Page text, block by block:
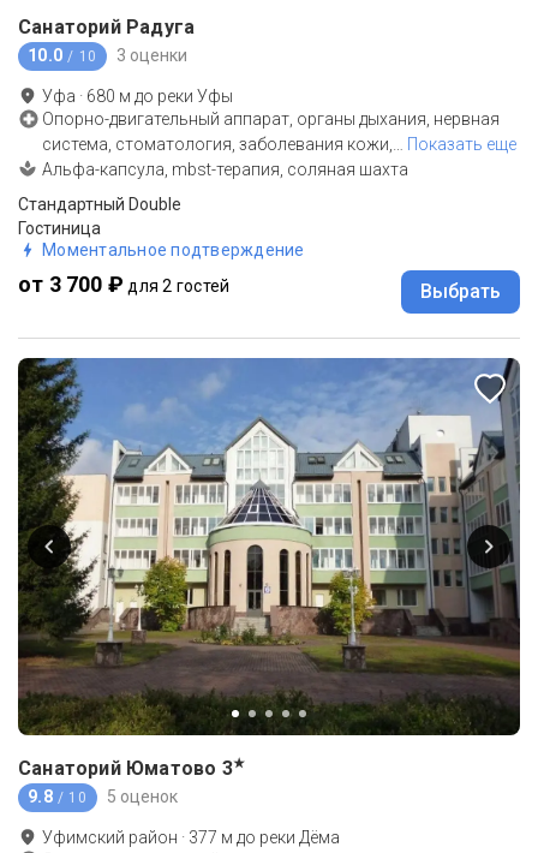
Санаторий Радуга
10.0 / 10 3 оценки
Уфа · 680 м до реки Уфы
Опорно-двигательный аппарат, органы дыхания, нервная
система, стоматология, заболевания кожи,
Показать еще
Альфа-капсула, mbst-терапия, соляная шахта
Стандартный Double
Гостиница
Моментальное подтверждение
от 3 700 ₽ для 2 гостей Выбрать
Санаторий Юматово 3★
9.8 / 10 5 оценок
Уфимский район · 377 м до реки Дёма